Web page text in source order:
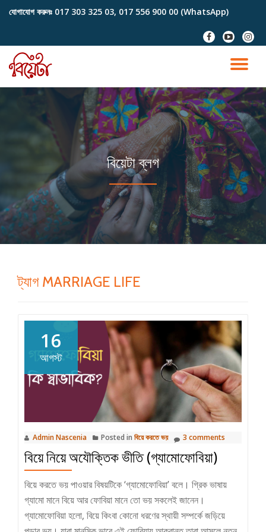
content
যোগাযোগ করুনঃ 017 303 325 03, 017 556 900 00 (WhatsApp)
fa-
facebook
fa-
youtube-
play
fa-
বিয়েটা ব্লগ
ট্যাগ MARRIAGE LIFE
16
আগস্ট
Admin Nascenia Posted in বিয়ে করতে ভয় 3 comments
বিয়ে নিয়ে অযৌক্তিক ভীতি (গ্যামোফোবিয়া)
বিয়ে করতে ভয় পাওয়ার বিষয়টিকে ‘গ্যামোফোবিয়া’ বলে। গ্রিক ভাষায়
গ্যামো মানে বিয়ে আর ফোবিয়া মানে তো ভয় সকলেই জানেন।
গ্যামোফোবিয়া হলো, বিয়ে কিংবা কোনো ধরণের স্থায়ী সম্পর্কে জড়িয়ে